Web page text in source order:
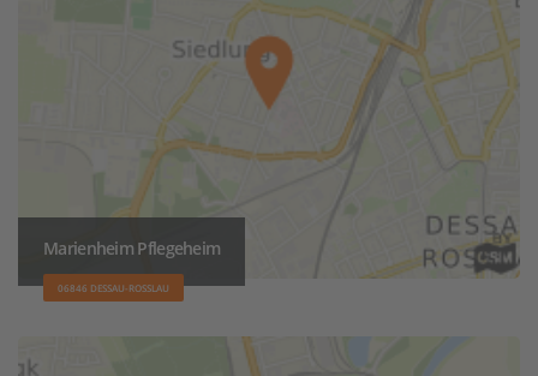
Marienheim Pflegeheim
06846 DESSAU-ROSSLAU